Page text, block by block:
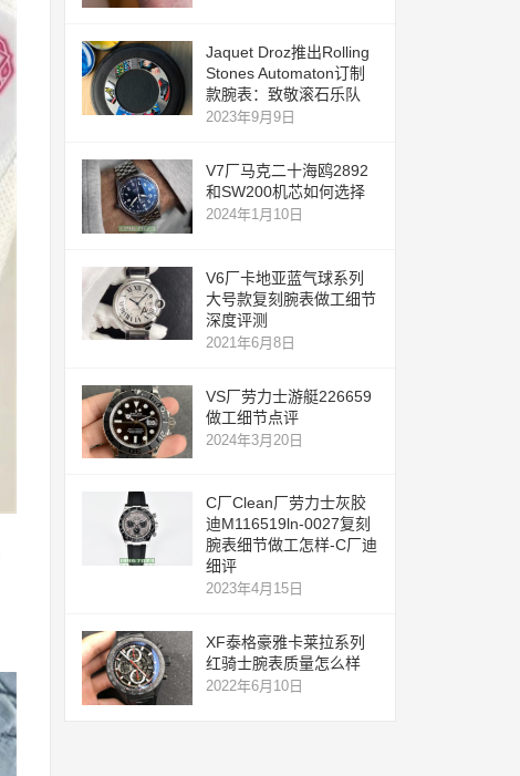
Jaquet Droz推出Rolling
Stones Automaton订制
款腕表：致敬滚石乐队
2023年9月9日
V7厂马克二十海鸥2892
和SW200机芯如何选择
2024年1月10日
V6厂卡地亚蓝气球系列
大号款复刻腕表做工细节
深度评测
2021年6月8日
VS厂劳力士游艇226659
做工细节点评
2024年3月20日
C厂Clean厂劳力士灰胶
迪M116519ln-0027复刻
腕表细节做工怎样-C厂迪
细评
2023年4月15日
XF泰格豪雅卡莱拉系列
红骑士腕表质量怎么样
2022年6月10日